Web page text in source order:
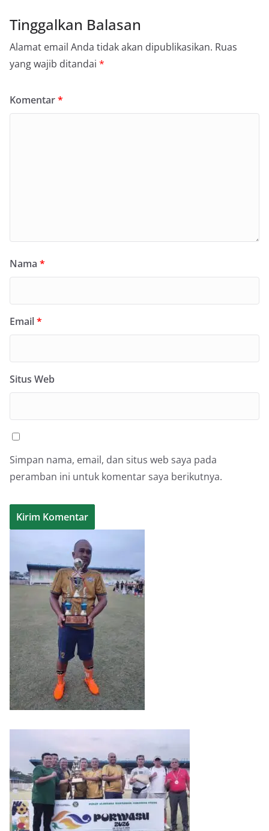
Tinggalkan Balasan
Alamat email Anda tidak akan dipublikasikan. Ruas
yang wajib ditandai *
Komentar*
Nama *
Email*
Situs Web
Simpan nama, email, dan situs web saya pada
peramban ini untuk komentar saya berikutnya.